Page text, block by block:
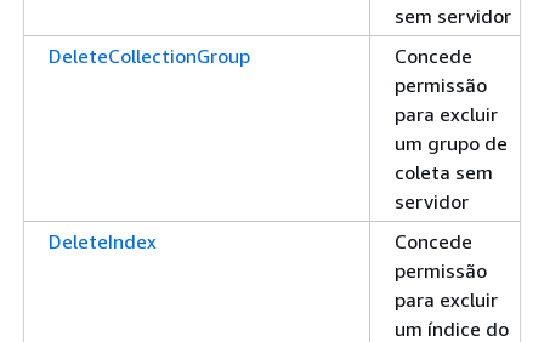
sem servidor
DeleteCollectionGroup
Concede
permissão
para excluir
um grupo de
coleta sem
servidor
DeleteIndex
Concede
permissão
para excluir
um índice do